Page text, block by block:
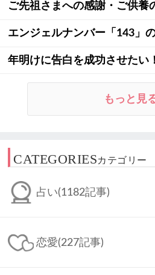
ご先祖さまへの感謝・ご供養
エンジェルナンバー「143」
年明けに告白を成功させたい
もっと見
CATEGORIESカテゴリー
占い(1182記事)
恋愛(227記事)